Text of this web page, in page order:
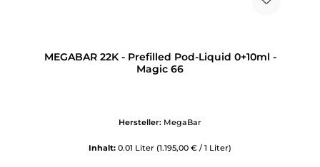
MEGABAR 22K - Prefilled Pod-Liquid 0+10ml -
Magic 66
Hersteller: MegaBar
Inhalt: 0.01 Liter (1.195,00 € / 1 Liter)